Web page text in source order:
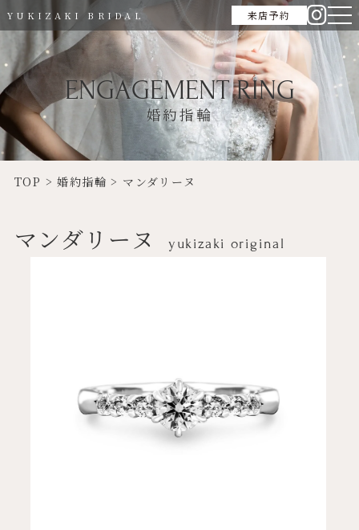
YUKIZAKI BRIDAL 来店予約
ENGAGEMENT RING
婚約指輪
TOP >婚約指輪 > マンダリーヌ
マンダリーヌ yukizaki original